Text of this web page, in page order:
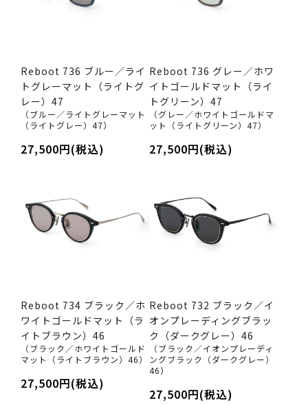
Reboot 736 ブルー／ライ
トグレーマット（ライトグ
レー）47
（ブルー／ライトグレーマット
（ライトグレー）47）
27,500円(税込)
Reboot 736 グレー／ホワ
イトゴールドマット（ライ
トグリーン）47
（グレー／ホワイトゴールドマ
ット（ライトグリーン）47）
27,500円(税込)
Reboot 734 ブラック／ホ
ワイトゴールドマット（ラ
イトブラウン）46
（ブラック／ホワイトゴールド
マット（ライトブラウン）46）
27,500円(税込)
Reboot 732 ブラック／イ
オンプレーディングブラッ
ク（ダークグレー）46
（ブラック／イオンプレーディ
ングブラック（ダークグレー）
46）
27,500円(税込)